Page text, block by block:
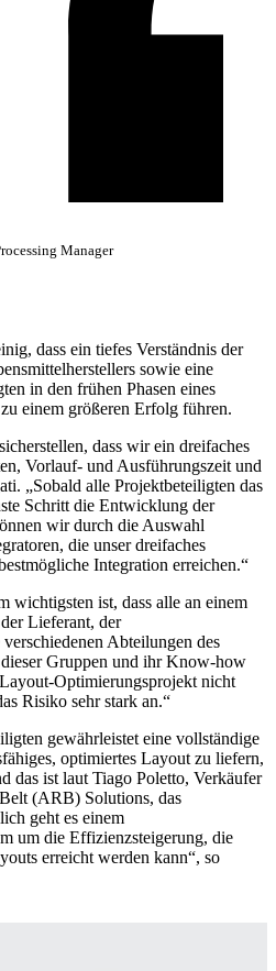
Manager
dass ein tiefes Verständnis der
sowie eine
in den frühen Phasen eines
einem größeren Erfolg führen.
dass wir ein dreifaches
Vorlauf- und Ausführungszeit und
„Sobald alle Projektbeteiligten das
Schritt die Entwicklung der
wir durch die Auswahl
die unser dreifaches
Integration erreichen.“
wichtigsten ist, dass alle an einem
Lieferant, der
Abteilungen des
Gruppen und ihr Know-how
Optimierungsprojekt nicht
Risiko sehr stark an.“
gewährleistet eine vollständige
optimiertes Layout zu liefern,
das ist laut Tiago Poletto, Verkäufer
(ARB) Solutions, das
geht es einem
um die Effizienzsteigerung, die
erreicht werden kann“, so